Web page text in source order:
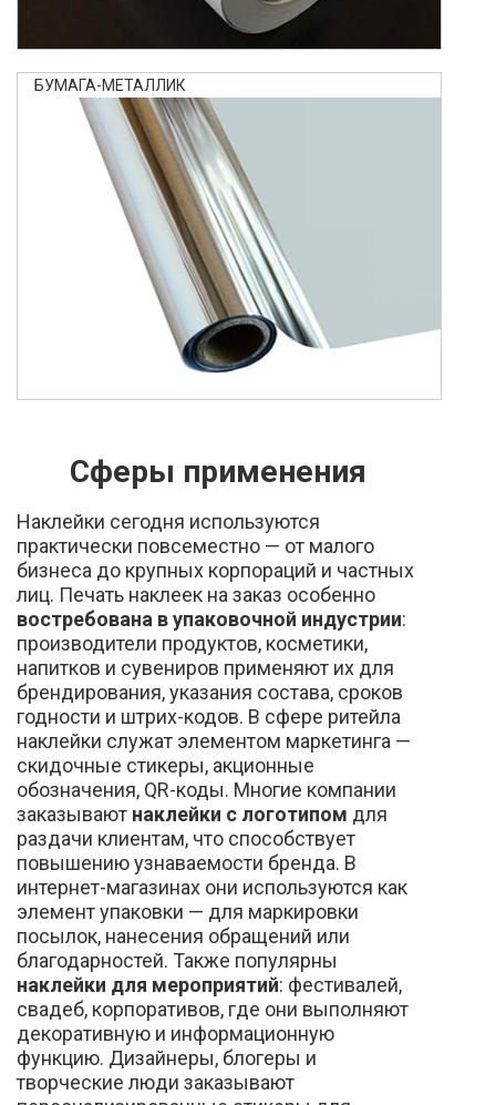
БУМАГА-МЕТАЛЛИК
Сферы применения
Наклейки сегодня используются
практически повсеместно — от малого
бизнеса до крупных корпораций и частных
лиц. Печать наклеек на заказ особенно
востребована в упаковочной индустрии:
производители продуктов, косметики,
напитков и сувениров применяют их для
брендирования, указания состава, сроков
годности и штрих-кодов. В сфере ритейла
наклейки служат элементом маркетинга —
скидочные стикеры, акционные
обозначения, QR-коды. Многие компании
заказывают наклейки с логотипом для
раздачи клиентам, что способствует
повышению узнаваемости бренда. В
интернет-магазинах они используются как
элемент упаковки — для маркировки
посылок, нанесения обращений или
благодарностей. Также популярны
наклейки для мероприятий: фестивалей,
свадеб, корпоративов, где они выполняют
декоративную и информационную
функцию. Дизайнеры, блогеры и
творческие люди заказывают